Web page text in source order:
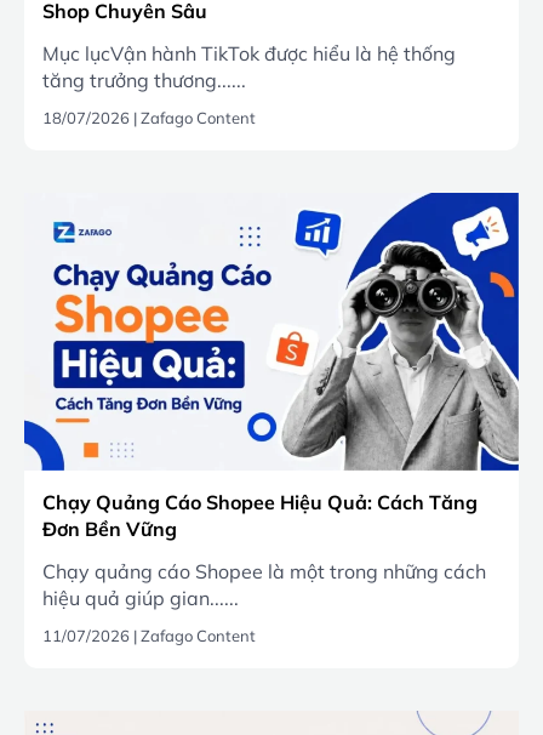
Shop Chuyên Sâu
Mục lụcVận hành TikTok được hiểu là hệ thống
tăng trưởng thương......
18/07/2026 |Zafago Content
Chạy Quảng Cáo Shopee Hiệu Quả: Cách Tăng
Đơn Bền Vững
Chạy quảng cáo Shopee là một trong những cách
hiệu quả giúp gian......
11/07/2026 |Zafago Content